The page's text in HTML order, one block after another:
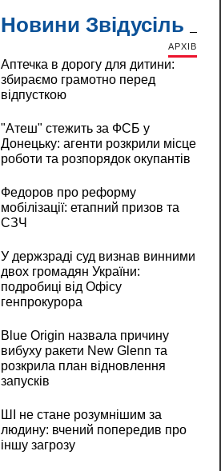
Новини Звідусіль
АРХІВ
Аптечка в дорогу для дитини:
збираємо грамотно перед
відпусткою
"Атеш" стежить за ФСБ у
Донецьку: агенти розкрили місце
роботи та розпорядок окупантів
Федоров про реформу
мобілізації: етапний призов та
СЗЧ
У держзраді суд визнав винними
двох громадян України:
подробиці від Офісу
генпрокурора
Blue Origin назвала причину
вибуху ракети New Glenn та
розкрила план відновлення
запусків
ШІ не стане розумнішим за
людину: вчений попередив про
іншу загрозу